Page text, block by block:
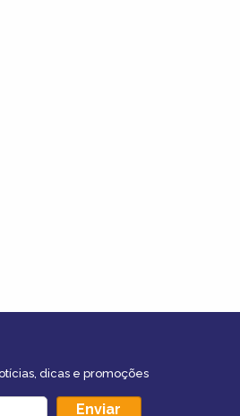
dicas e promoções